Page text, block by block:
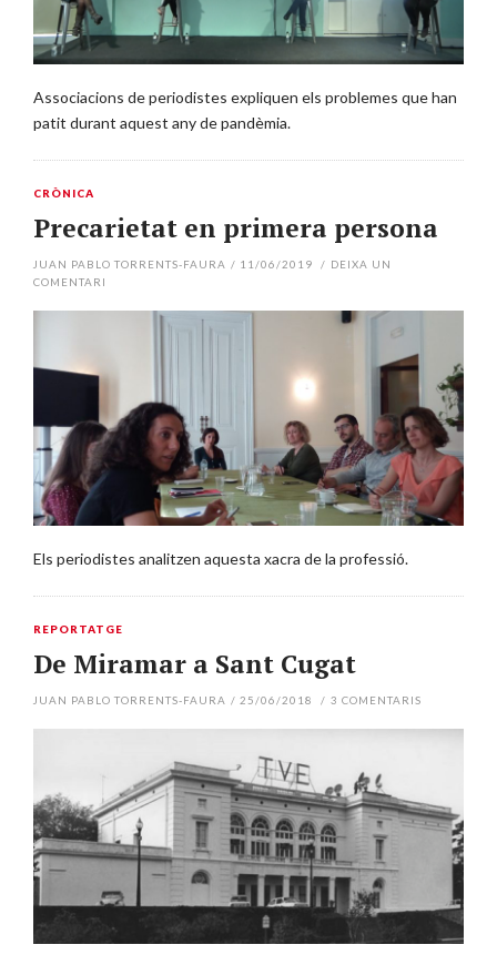
Associacions de periodistes expliquen els problemes que han
patit durant aquest any de pandèmia.
CRÒNICA
Precarietat en primera persona
JUAN PABLO TORRENTS-FAURA / 11/06/2019 / DEIXA UN
COMENTARI
Els periodistes analitzen aquesta xacra de la professió.
REPORTATGE
De Miramar a Sant Cugat
JUAN PABLO TORRENTS-FAURA / 25/06/2018 / 3 COMENTARIS